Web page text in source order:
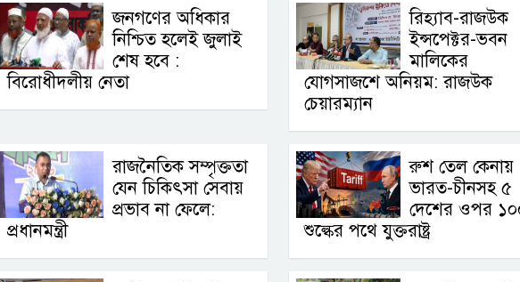
জনগণের অধিকার
নিশ্চিত হলেই জুলাই
শেষ হবে :
বিরোধীদলীয় নেতা
রিহ্যাব-রাজউক
ইন্সপেক্টর-ভবন
মালিকের
যোগসাজশে অনিয়ম: রাজউক
চেয়ারম্যান
রাজনৈতিক সম্পৃক্ততা
যেন চিকিৎসা সেবায়
প্রভাব না ফেলে:
প্রধানমন্ত্রী
রুশ তেল কেনায়
ভারত-চীনসহ ৫
দেশের ওপর
শুল্কের পথে যুক্তরাষ্ট্র